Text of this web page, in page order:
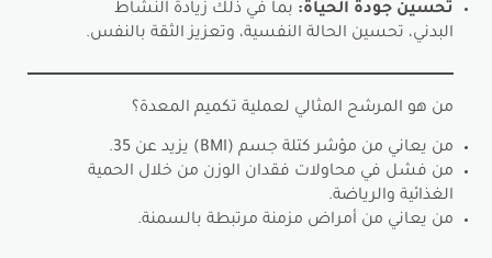
تحسين جودة الحياة: بما في ذلك زيادة النشاط
البدني، تحسين الحالة النفسية، وتعزيز الثقة بالنفس.
من هو المرشح المثالي لعملية تكميم المعدة؟
من يعاني من مؤشر كتلة جسم (BMI) يزيد عن 35.
من فشل في محاولات فقدان الوزن من خلال الحمية
الغذائية والرياضة.
من يعاني من أمراض مزمنة مرتبطة بالسمنة.